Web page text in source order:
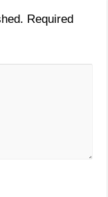
Required